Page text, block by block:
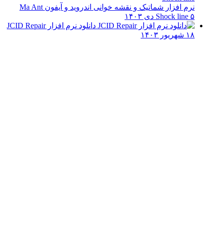
نرم افزار شماتیک و نقشه خوانی اندروید و آیفون Ma Ant
Shock line ۵ دی ۱۴۰۳
دانلود نرم افزار JCID Repair
۱۸ شهریور ۱۴۰۳